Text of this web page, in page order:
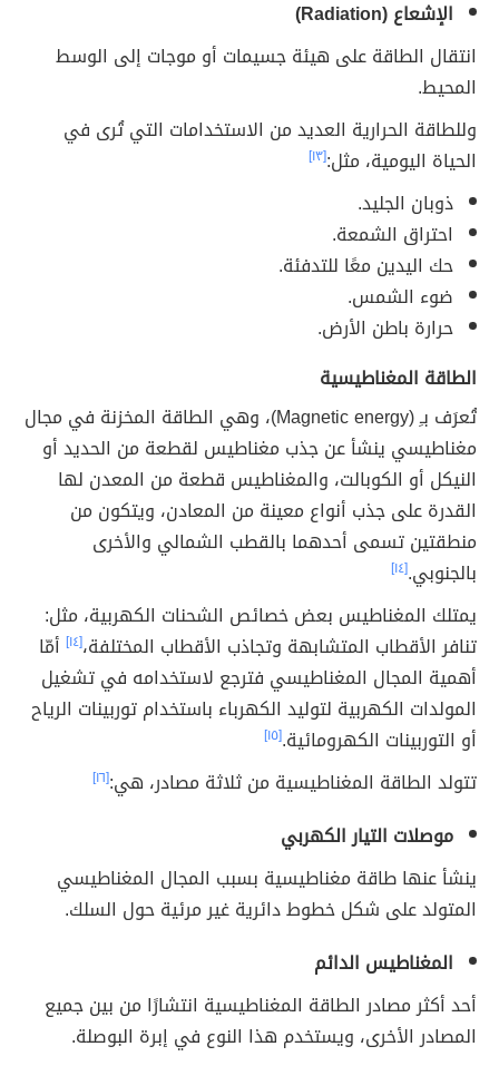
الإشعاع (Radiation)
انتقال الطاقة على هيئة جسيمات أو موجات إلى الوسط
المحيط.
وللطاقة الحرارية العديد من الاستخدامات التي تُرى في
الحياة اليومية، مثل:[١٣]
ذوبان الجليد.
احتراق الشمعة.
حك اليدين معًا للتدفئة.
ضوء الشمس.
حرارة باطن الأرض.
الطاقة المغناطيسية
تُعرَف بـِ (Magnetic energy)، وهي الطاقة المخزنة في مجال
مغناطيسي ينشأ عن جذب مغناطيس لقطعة من الحديد أو
النيكل أو الكوبالت، والمغناطيس قطعة من المعدن لها
القدرة على جذب أنواع معينة من المعادن، ويتكون من
منطقتين تسمى أحدهما بالقطب الشمالي والأخرى
بالجنوبي.[١٤]
يمتلك المغناطيس بعض خصائص الشحنات الكهربية، مثل:
تنافر الأقطاب المتشابهة وتجاذب الأقطاب المختلفة،[١٤]
أمّا
أهمية المجال المغناطيسي فترجع لاستخدامه في تشغيل
المولدات الكهربية لتوليد الكهرباء باستخدام توربينات الرياح
أو التوربينات الكهرومائية.[١٥]
تتولد الطاقة المغناطيسية من ثلاثة مصادر، هي:[١٦]
موصلات التيار الكهربي
ينشأ عنها طاقة مغناطيسية بسبب المجال المغناطيسي
المتولد على شكل خطوط دائرية غير مرئية حول السلك.
المغناطيس الدائم
أحد أكثر مصادر الطاقة المغناطيسية انتشارًا من بين جميع
المصادر الأخرى، ويستخدم هذا النوع في إبرة البوصلة.